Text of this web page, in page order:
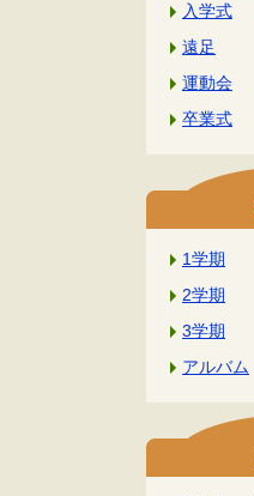
入学式
遠足
運動会
卒業式
1学期
2学期
3学期
アルバム